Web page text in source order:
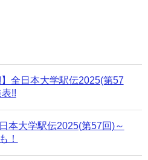
】全日本大学駅伝2025(第57
!!
本大学駅伝2025(第57回)～
！